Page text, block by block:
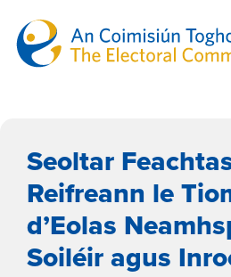
Seoltar
Reifreann le
d’Eolas
Soiléir agus